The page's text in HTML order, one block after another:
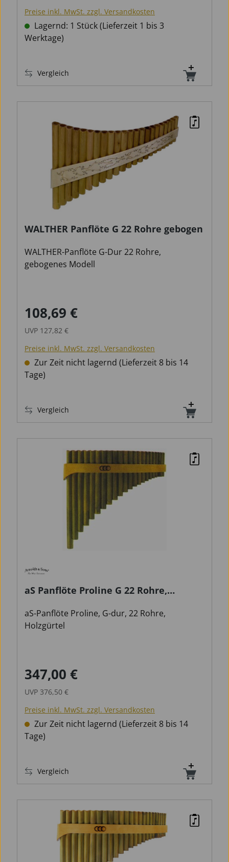
Preise inkl. MwSt. zzgl. Versandkosten
Lagernd: 1 Stück (Lieferzeit 1 bis 3
Werktage)
Vergleich
WALTHER Panflöte G 22 Rohre gebogen
WALTHER-Panflöte G-Dur 22 Rohre,
gebogenes Modell
Verkaufspreis:
108,69 €
UVP 127,82 €
Preise inkl. MwSt. zzgl. Versandkosten
Zur Zeit nicht lagernd (Lieferzeit 8 bis 14
Tage)
Vergleich
aS Panflöte Proline G 22 Rohre,
aS-Panflöte Proline, G-dur, 22 Rohre,
Holzgürtel
Verkaufspreis:
347,00 €
UVP 376,50 €
Preise inkl. MwSt. zzgl. Versandkosten
Zur Zeit nicht lagernd (Lieferzeit 8 bis 14
Tage)
Vergleich